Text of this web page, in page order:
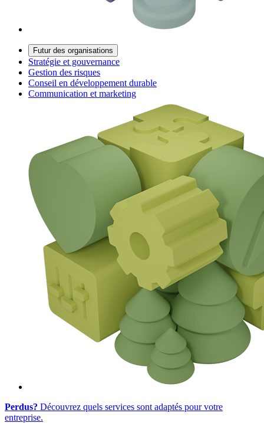
Futur des organisations
Stratégie et gouvernance
Gestion des risques
Conseil en développement durable
Communication et marketing
Perdus? Découvrez quels services sont adaptés pour votre
entreprise.